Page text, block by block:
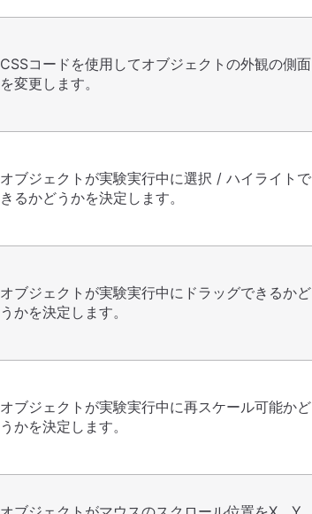
CSSコードを使用してオブジェクトの外観の側面
を変更します。
オブジェクトが実験実行中に選択 / ハイライトで
きるかどうかを決定します。
オブジェクトが実験実行中にドラッグできるかど
うかを決定します。
オブジェクトが実験実行中に再スケール可能かど
うかを決定します。